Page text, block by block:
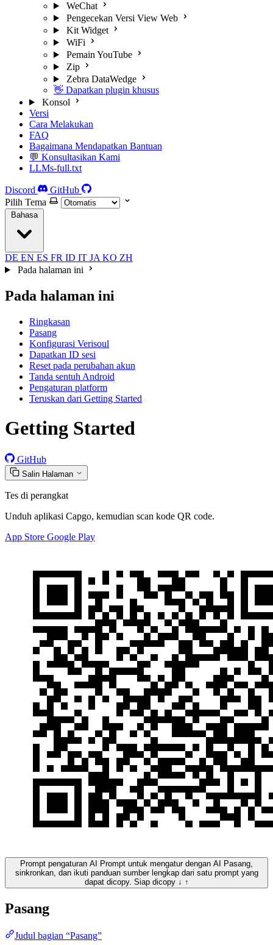
WeChat
Pengecekan Versi View Web
Kit Widget
WiFi
Pemain YouTube
Zip
Zebra DataWedge
👋 Dapatkan plugin khusus
Konsol
Versi
Cara Melakukan
FAQ
Bagaimana Mendapatkan Bantuan
💬 Konsultasikan Kami
LLMs-full.txt
Discord
GitHub
Pilih Tema
Bahasa
DE EN ES FR ID IT JA KO ZH
Pada halaman ini
Pada halaman ini
Ringkasan
Pasang
Konfigurasi Verisoul
Dapatkan ID sesi
Reset pada perubahan akun
Tanda sentuh Android
Pengaturan platform
Teruskan dari Getting Started
Getting Started
GitHub
Salin Halaman
Tes di perangkat
Unduh aplikasi Capgo, kemudian scan kode QR code.
App Store Google Play
Prompt pengaturan AI Prompt untuk mengatur dengan AI Pasang,
sinkronkan, dan ikuti panduan sumber lengkap dari satu prompt yang
dapat dicopy. Siap dicopy ↓ ↑
Pasang
Judul bagian “Pasang”